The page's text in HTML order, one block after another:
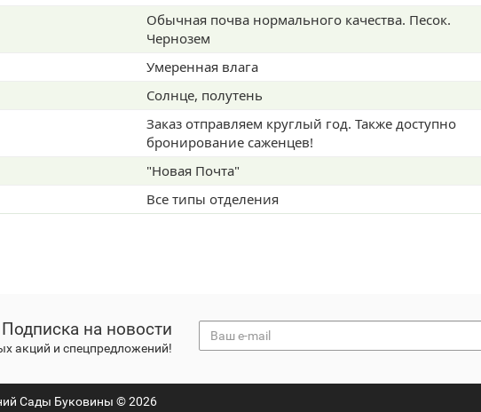
Мягкий
Обычная почва нормального качества. Песок.
Заказ отправляем круглый год. Также доступно
Все типы отделения
Подписка на новости